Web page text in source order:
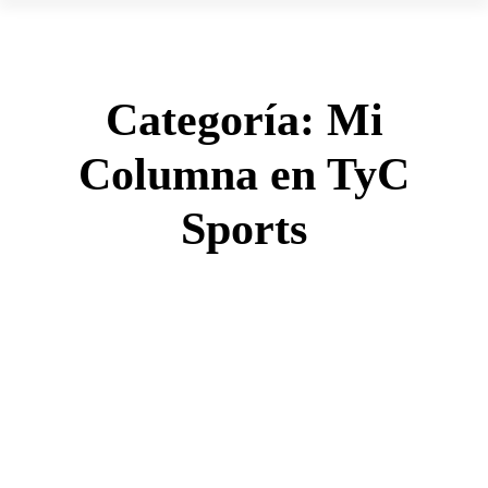
Categoría: Mi
Columna en TyC
Sports